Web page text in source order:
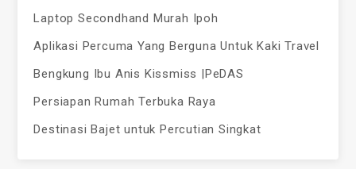
Laptop Secondhand Murah Ipoh
Aplikasi Percuma Yang Berguna Untuk Kaki Travel
Bengkung Ibu Anis Kissmiss |PeDAS
Persiapan Rumah Terbuka Raya
Destinasi Bajet untuk Percutian Singkat